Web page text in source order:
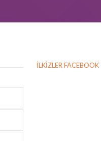
İLKIZLER FACEBOOK